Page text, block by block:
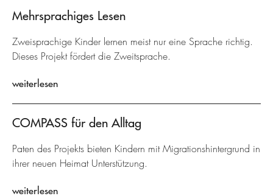
Mehrsprachiges Lesen
Zweisprachige Kinder lernen meist nur eine Sprache richtig.
Dieses Projekt fördert die Zweitsprache.
weiterlesen
COMPASS für den Alltag
Paten des Projekts bieten Kindern mit Migrationshintergrund in
ihrer neuen Heimat Unterstützung.
weiterlesen